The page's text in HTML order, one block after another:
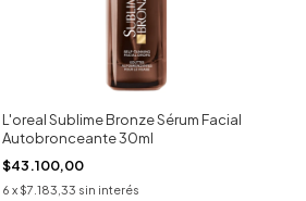
L'oreal Sublime Bronze Sérum Facial
Autobronceante 30ml
$43.100,00
6 x $7.183,33 sin interés